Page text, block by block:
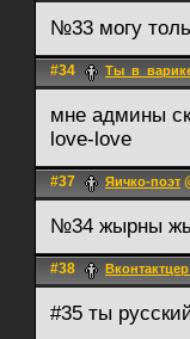
№33 могу
#34
мне админы
love-love
#37 Яичко-поэт
№34 жырны
#38
#35 ты